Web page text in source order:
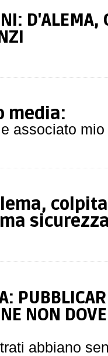
D'ALEMA,
media:
associato
NON
abbiano